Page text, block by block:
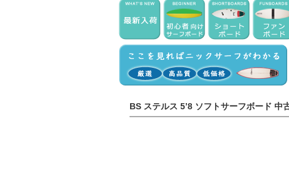
BS ステルス 5’8 ソフトサーフボード